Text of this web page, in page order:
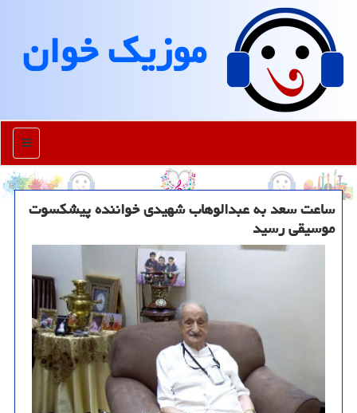
موزیك خوان
منو
ساعت سعد به عبدالوهاب شهیدی خواننده پیشكسوت
موسیقی رسید